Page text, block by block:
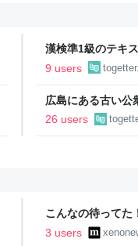
漢検準1級のテキ
に登場する、選び
9 users
広島にある古い公
いなかった…投下
26 users
こんなの待ってた
iPhone/Android
3 users